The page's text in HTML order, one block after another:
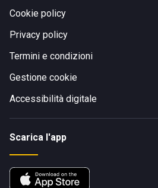
Cookie policy
Privacy policy
Termini e condizioni
Gestione cookie
Accessibilità digitale
Scarica l'app